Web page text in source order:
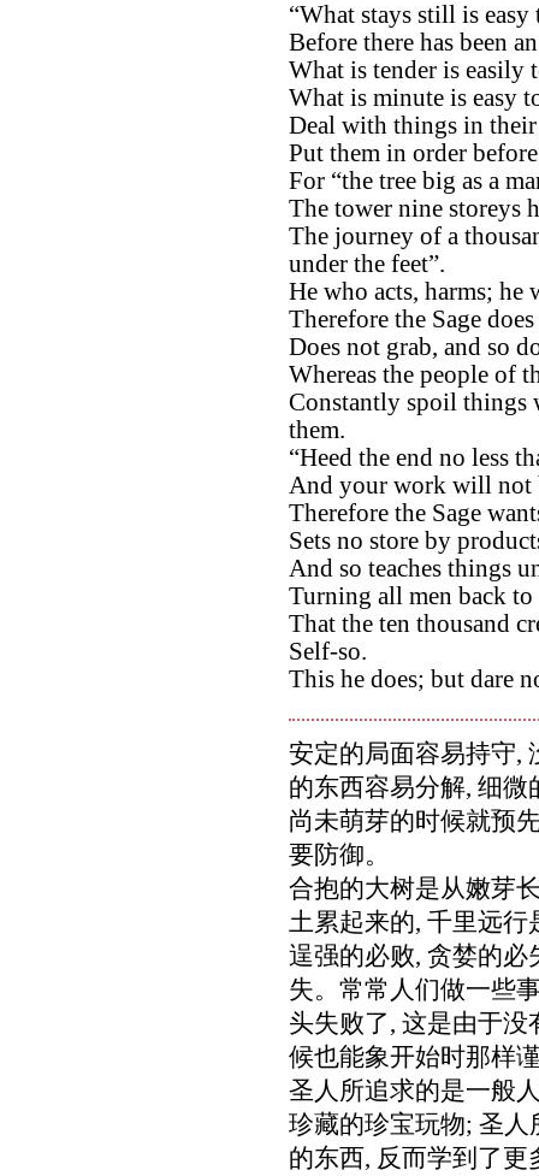
“What stays still is
Before there has been
What is tender is easily
What is minute is easy
Deal with things in
Put them in order
For “the tree big as a
The tower nine storeys
The journey of a
under the feet”.
He who acts, harms; he
Therefore the Sage
Does not grab, and so
Whereas the people of
Constantly spoil things
them.
“Heed the end no less
And your work will not
Therefore the Sage
Sets no store by
And so teaches things
Turning all men back
That the ten thousand
Self-so.
This he does; but dare
安定的局面容易持守,
的东西容易分解, 细
尚未萌芽的时候就预
要防御。
合抱的大树是从嫩芽
土累起来的, 千里远
逞强的必败, 贪婪的必
失。常常人们做一些
头失败了, 这是由于
候也能象开始时那样
圣人所追求的是一般
珍藏的珍宝玩物; 圣
的东西, 反而学到了